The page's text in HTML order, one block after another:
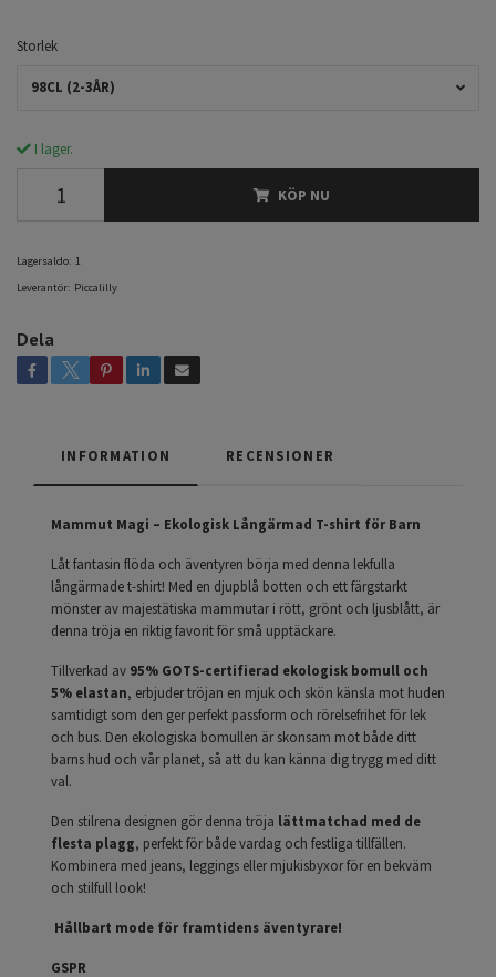
Storlek
98CL (2-3ÅR)
I lager.
KÖP NU
Lagersaldo: 1
Leverantör: Piccalilly
Dela
INFORMATION RECENSIONER
Mammut Magi – Ekologisk Långärmad T-shirt för Barn
Låt fantasin flöda och äventyren börja med denna lekfulla
långärmade t-shirt! Med en djupblå botten och ett färgstarkt
mönster av majestätiska mammutar i rött, grönt och ljusblått, är
denna tröja en riktig favorit för små upptäckare.
Tillverkad av 95% GOTS-certifierad ekologisk bomull och
5% elastan, erbjuder tröjan en mjuk och skön känsla mot huden
samtidigt som den ger perfekt passform och rörelsefrihet för lek
och bus. Den ekologiska bomullen är skonsam mot både ditt
barns hud och vår planet, så att du kan känna dig trygg med ditt
val.
Den stilrena designen gör denna tröja lättmatchad med de
flesta plagg, perfekt för både vardag och festliga tillfällen.
Kombinera med jeans, leggings eller mjukisbyxor för en bekväm
och stilfull look!
Hållbart mode för framtidens äventyrare!
GSPR